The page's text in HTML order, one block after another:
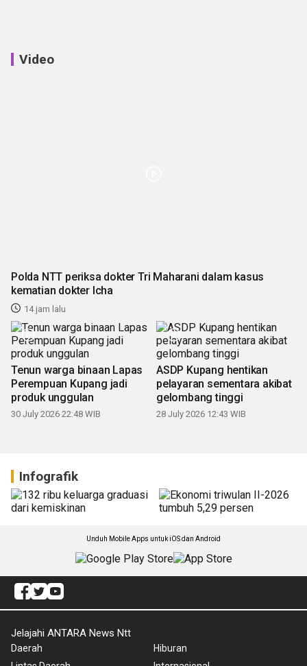
Video
Polda NTT periksa dokter Tri Maharani dalam kasus
kematian dokter Icha
14 jam lalu
30 July 2026 22:48 WIB